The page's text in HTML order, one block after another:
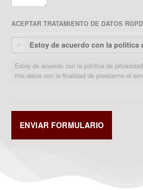
ACEPTAR TRATAMIENTO DE DATOS
Estoy de acuerdo con la política
Estoy de acuerdo con la política de
mis datos con la finalidad de prestarme el